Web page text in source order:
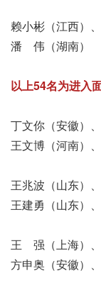
赖小彬（江西）
潘 伟（湖南）
以上54名为进入
丁文你（安徽）
王文博（河南）
王兆波（山东）
王建勇（山东）
王 强（上海）
方申奥（安徽）